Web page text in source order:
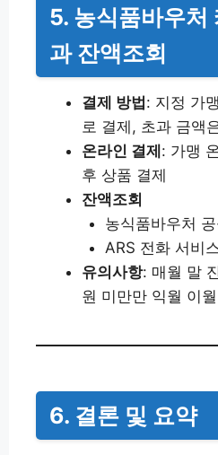
5. 농식품바우처
과 잔액조회
결제 방법 : 지정 가
로 결제, 초과 금액
온라인 결제 : 가맹
후 상품 결제
잔액조회
농식품바우처
ARS 전화 서비
유의사항: 매월 말
원 미만만 익월 이
6. 결론 및 요약